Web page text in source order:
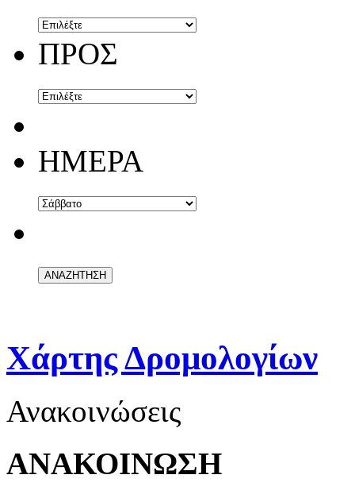
ΠΡΟΣ
ΗΜΕΡΑ
Χάρτης Δρομολογίων
Ανακοινώσεις
ΑΝΑΚΟΙΝΩΣΗ